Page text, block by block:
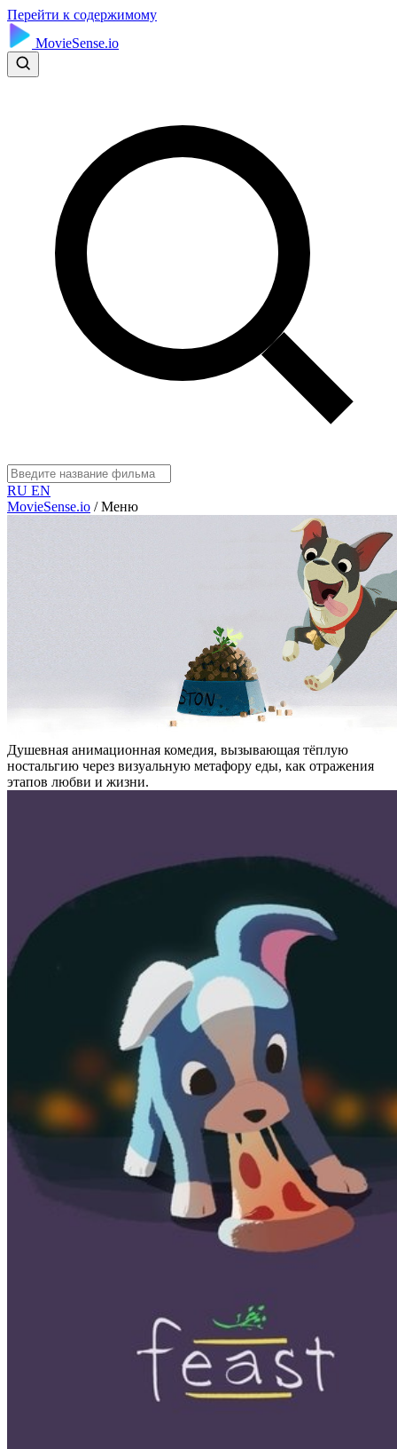
Перейти к содержимому
MovieSense.io
RU EN
MovieSense.io / Меню
Душевная анимационная комедия, вызывающая тёплую
ностальгию через визуальную метафору еды, как отражения
этапов любви и жизни.